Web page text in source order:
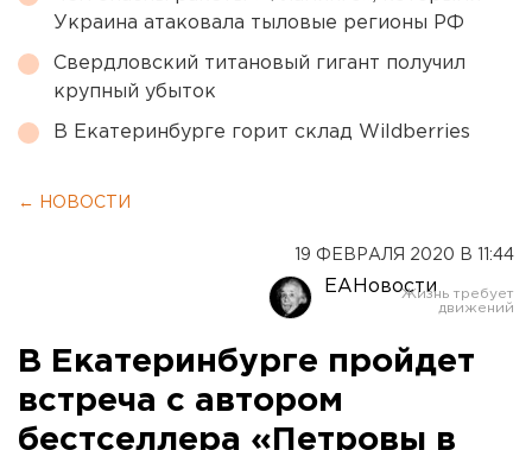
Украина атаковала тыловые регионы РФ
Свердловский титановый гигант получил
крупный убыток
В Екатеринбурге горит склад Wildberries
← НОВОСТИ
19 ФЕВРАЛЯ 2020 В 11:44
ЕАНовости
В Екатеринбурге пройдет
встреча с автором
бестселлера «Петровы в